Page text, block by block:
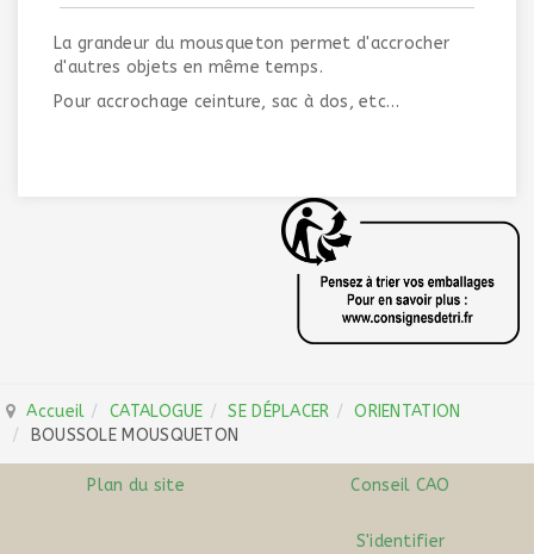
La grandeur du mousqueton permet d'accrocher
d'autres objets en même temps.
Pour accrochage ceinture, sac à dos, etc…
Accueil CATALOGUE SE DÉPLACER
ORIENTATION
BOUSSOLE MOUSQUETON
Plan du site Conseil CAO
S'identifier